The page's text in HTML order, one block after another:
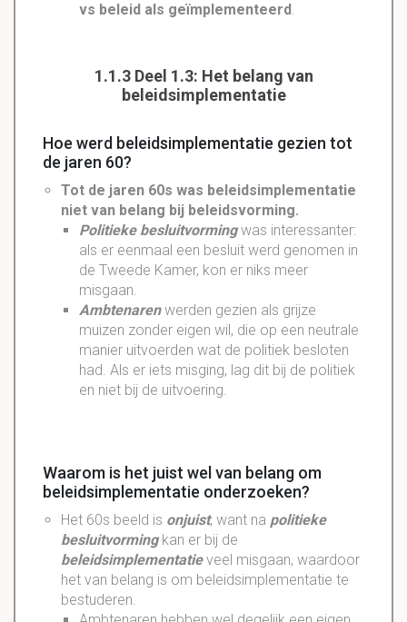
vs beleid als geïmplementeerd .
1.1.3 Deel 1.3: Het belang van
beleidsimplementatie
Hoe werd beleidsimplementatie gezien tot
de jaren 60?
Tot de jaren 60s was beleidsimplementatie
niet van belang bij beleidsvorming.
Politieke besluitvormingwas interessanter:
als er eenmaal een besluit werd genomen in
de Tweede Kamer, kon er niks meer
misgaan.
Ambtenarenwerden gezien als grijze
muizen zonder eigen wil, die op een neutrale
manier uitvoerden wat de politiek besloten
had. Als er iets misging, lag dit bij de politiek
en niet bij de uitvoering.
Waarom is het juist wel van belang om
beleidsimplementatie onderzoeken?
Het 60s beeld is onjuist, want na politieke
besluitvormingkan er bij de
beleidsimplementatieveel misgaan, waardoor
het van belang is om beleidsimplementatie te
bestuderen.